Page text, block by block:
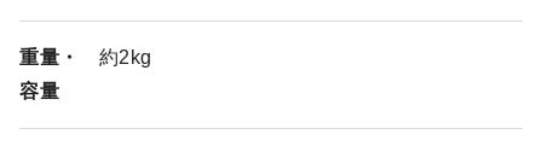
重量・
容量
約2kg